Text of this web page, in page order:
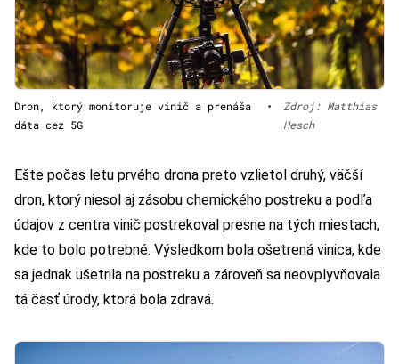
Dron, ktorý monitoruje vinič a prenáša
dáta cez 5G
•
Zdroj: Matthias
Hesch
Ešte počas letu prvého drona preto vzlietol druhý, väčší
dron, ktorý niesol aj zásobu chemického postreku a podľa
údajov z centra vinič postrekoval presne na tých miestach,
kde to bolo potrebné. Výsledkom bola ošetrená vinica, kde
sa jednak ušetrila na postreku a zároveň sa neovplyvňovala
tá časť úrody, ktorá bola zdravá.